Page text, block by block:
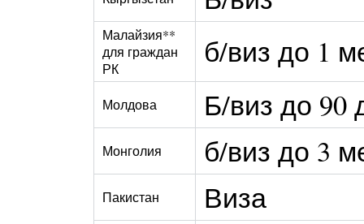
Малайзия**
для граждан
РК
б/виз до 1
Молдова Б/виз до 90
Монголия б/виз до 3
Пакистан Виза